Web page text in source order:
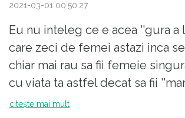
fel. Informațiile primite ne
fel, întreaga societate devine
interfamiliale se aprind. Se
violentele de vocabular la cele
tot ceea ce a fost. Atât.
pentru copii și bani ne conduce,
2021-03-01 00:50:27
Eu nu inteleg ce e acea ''gura a
care zeci de femei astazi inca
chiar mai rau sa fii femeie
cu viata ta astfel decat sa fii
bruta ? Sa faci un copil cu o
citește mai mult